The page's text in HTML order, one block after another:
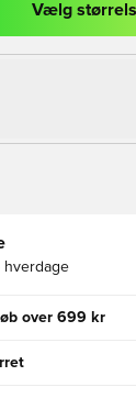
logge ind eller
Vælg
hverdage
over 699 kr